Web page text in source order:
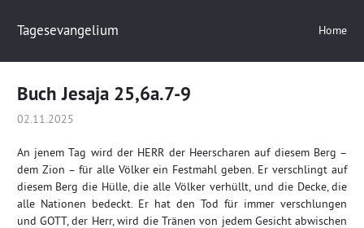
Tagesevangelium Home
Buch Jesaja 25,6a.7-9
02.11.2025
An jenem Tag wird der HERR der Heerscharen auf diesem Berg –
dem Zion – für alle Völker ein Festmahl geben. Er verschlingt auf
diesem Berg die Hülle, die alle Völker verhüllt, und die Decke, die
alle Nationen bedeckt. Er hat den Tod für immer verschlungen
und GOTT, der Herr, wird die Tränen von jedem Gesicht abwischen